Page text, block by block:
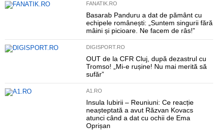
FANATIK.RO
Basarab Panduru a dat de pământ cu
echipele românești: „Suntem singurii fără
mâini și picioare. Ne facem de râs!”
DIGISPORT.RO
OUT de la CFR Cluj, după dezastrul cu
Tromso! „Mi-e rușine! Nu mai merită să
sufăr”
A1.RO
Insula Iubirii – Reuniuni: Ce reacție
neașteptată a avut Răzvan Kovacs
atunci când a dat cu ochii de Ema
Oprișan